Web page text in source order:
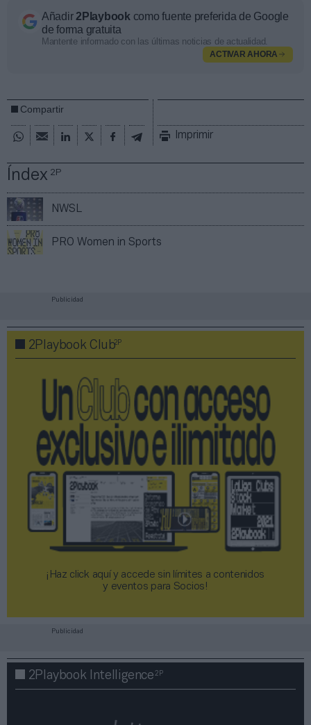
Índex2P
NWSL
PRO Women in Sports
Añadir2Playbook como fuente preferida de Google
de forma gratuita
Mantente informado con las últimas noticias de actualidad.
ACTIVAR AHORA
Compartir
Imprimir
Publicidad
2Playbook Club2P
¡Haz click aquí y accede sin límites a contenidos
y eventos para Socios!​​​​​​​
Publicidad
2Playbook Intelligence2P